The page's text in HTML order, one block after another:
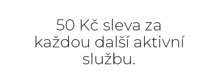
50 Kč sleva za
každou další aktivní
službu.